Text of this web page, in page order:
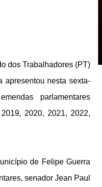
dos Trabalhadores (PT)
apresentou nesta sexta-
parlamentares
2020, 2021, 2022,
de Felipe Guerra
senador Jean Paul